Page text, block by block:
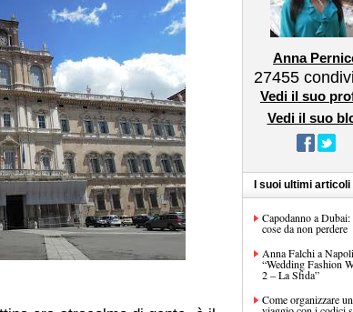
Anna
27455
Vedi il suo
Vedi il suo
I suoi ultimi articoli
Capodanno a Dubai:
cose da non perdere
Anna Falchi a
“Wedding Fashion
2 – La Sfida”
Come organizzare un